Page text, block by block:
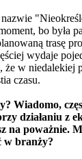
bo była
trasę
wydaje
w niedalekiej
czasu.
Wiadomo,
działaniu z
na poważnie.
w branży?